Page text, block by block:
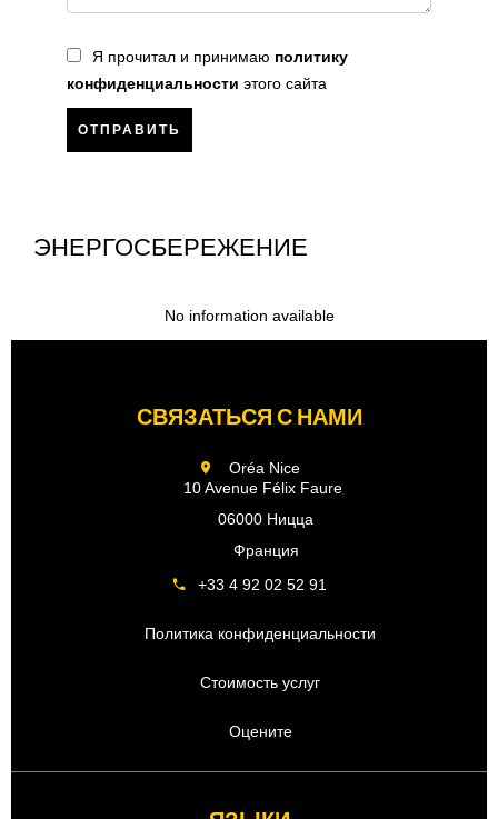
Я прочитал и принимаю политику
конфиденциальности этого сайта
ОТПРАВИТЬ
ЭНЕРГОСБЕРЕЖЕНИЕ
No information available
СВЯЗАТЬСЯ С НАМИ
Oréa Nice
10 Avenue Félix Faure
06000 Ницца
Франция
+33 4 92 02 52 91
Политика конфиденциальности
Стоимость услуг
Оцените